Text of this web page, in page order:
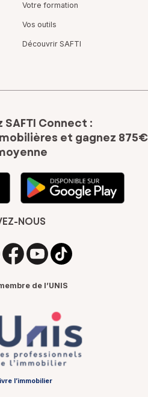
Votre formation
Vos outils
Découvrir SAFTI
Connect :
et gagnez 875€
NOUS
de l’UNIS
l’immobilier